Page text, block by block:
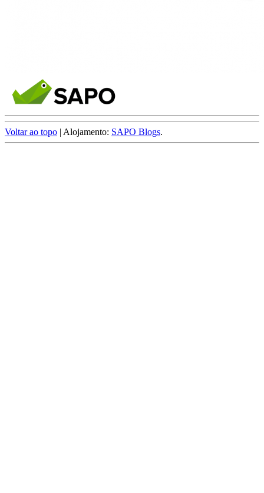
Voltar ao topo | Alojamento: SAPO Blogs.